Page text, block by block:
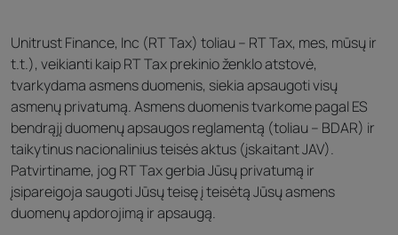
Unitrust Finance, Inc (RT Tax) toliau – RT Tax, mes, mūsų ir
t.t.), veikianti kaip RT Tax prekinio ženklo atstovė,
tvarkydama asmens duomenis, siekia apsaugoti visų
asmenų privatumą. Asmens duomenis tvarkome pagal ES
bendrąjį duomenų apsaugos reglamentą (toliau – BDAR) ir
taikytinus nacionalinius teisės aktus (įskaitant JAV).
Patvirtiname, jog RT Tax gerbia Jūsų privatumą ir
įsipareigoja saugoti Jūsų teisę į teisėtą Jūsų asmens
duomenų apdorojimą ir apsaugą.